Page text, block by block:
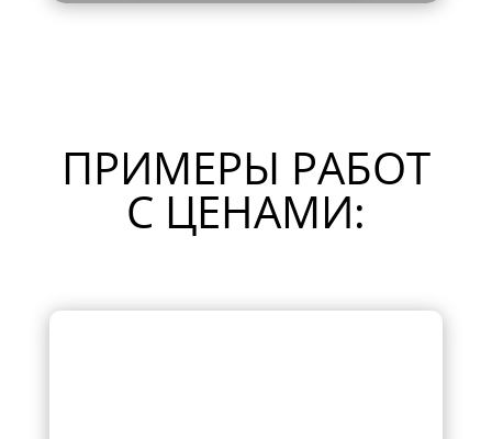
ПРИМЕРЫ РАБОТ
С ЦЕНАМИ: